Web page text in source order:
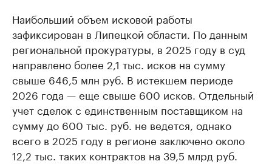
Наибольший объем исковой работы
зафиксирован в Липецкой области. По данным
региональной прокуратуры, в 2025 году в суд
направлено более 2,1 тыс. исков на сумму
свыше 646,5 млн руб. В истекшем периоде
2026 года — еще свыше 600 исков. Отдельный
учет сделок с единственным поставщиком на
сумму до 600 тыс. руб. не ведется, однако
всего в 2025 году в регионе заключено около
12,2 тыс. таких контрактов на 39,5 млрд руб.